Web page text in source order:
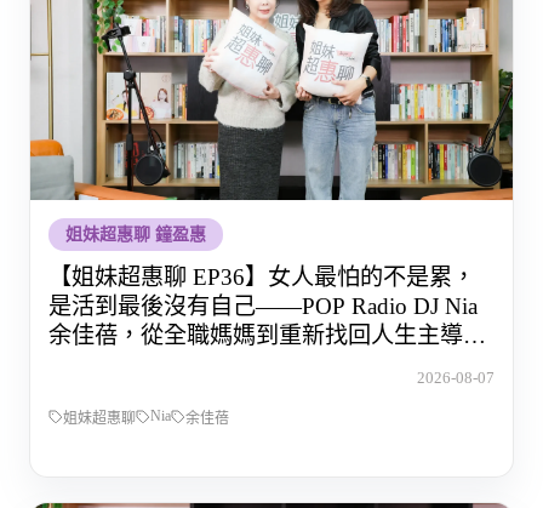
姐妹超惠聊 鐘盈惠
【姐妹超惠聊 EP36】女人最怕的不是累，
是活到最後沒有自己——POP Radio DJ Nia
余佳蓓，從全職媽媽到重新找回人生主導權
2026-08-07
姐妹超惠聊 Nia 余佳蓓